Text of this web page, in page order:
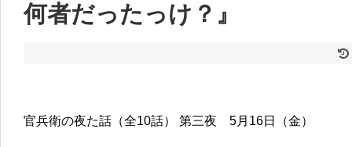
何者だったっけ？』
官兵衛の夜た話（全10話） 第三夜 5月16日（金）